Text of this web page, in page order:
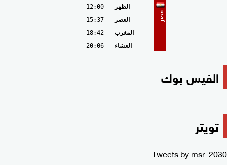
مصر
الظهر
12:00
العصر
15:37
المغرب
18:42
العشاء
20:06
الفيس بوك
تويتر
Tweets by msr_2030